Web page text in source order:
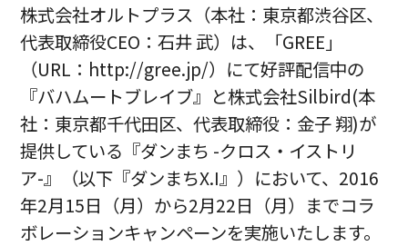
株式会社オルトプラス（本社：東京都渋谷区、
代表取締役CEO：石井 武）は、「GREE」
（URL：http://gree.jp/）にて好評配信中の
『バハムートブレイブ』と株式会社Silbird(本
社：東京都千代田区、代表取締役：金子 翔)が
提供している『ダンまち -クロス・イストリ
ア-』（以下『ダンまちX.I』）において、2016
年2月15日（月）から2月22日（月）までコラ
ボレーションキャンペーンを実施いたします。